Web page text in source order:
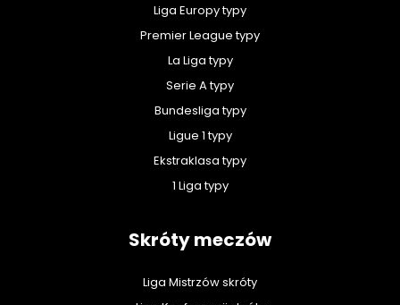
Liga Europy typy
Premier League typy
La Liga typy
Serie A typy
Bundesliga typy
Ligue 1 typy
Ekstraklasa typy
1 Liga typy
Skróty meczów
Liga Mistrzów skróty